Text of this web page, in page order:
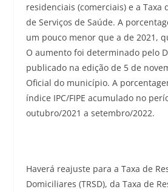
residenciais (comerciais) e a Taxa
de Serviços de Saúde. A
um pouco menor que a de 2021,
O aumento foi determinado pelo
publicado na edição de 5 de
Oficial do município. A
índice IPC/FIPE acumulado no
outubro/2021 a setembro/2022.
Haverá reajuste para a Taxa de
Domiciliares (TRSD), da Taxa de